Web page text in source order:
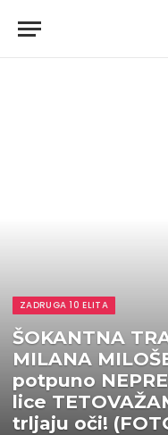
ZADRUGA 10 ELITA
ŠOKANTNA
MILANA
potpuno
lice
trljaju oči!